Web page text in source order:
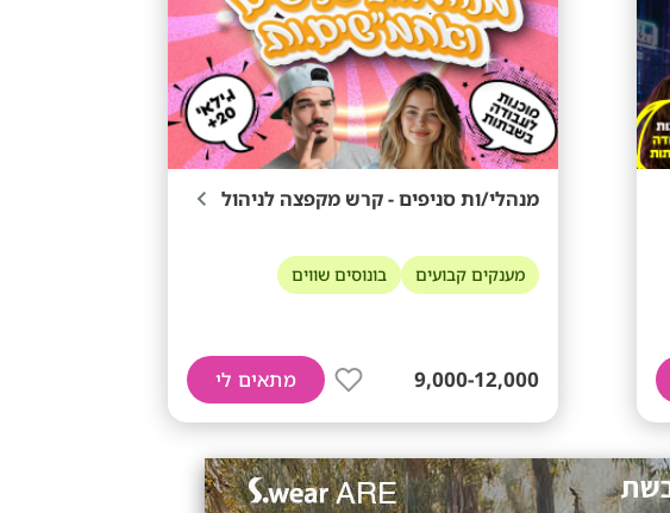
מנהלי/ות סניפים - קרש מקפצה לניהול
מענקים קבועים בונוסים שווים
9,000-12,000 מתאים לי